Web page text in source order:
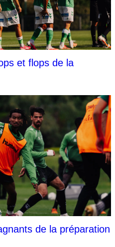
et flops de la
de la préparation